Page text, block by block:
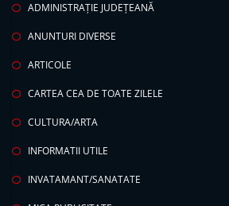
ADMINISTRAȚIE JUDEȚEANĂ
ANUNTURI DIVERSE
ARTICOLE
CARTEA CEA DE TOATE ZILELE
CULTURA/ARTA
INFORMATII UTILE
INVATAMANT/SANATATE